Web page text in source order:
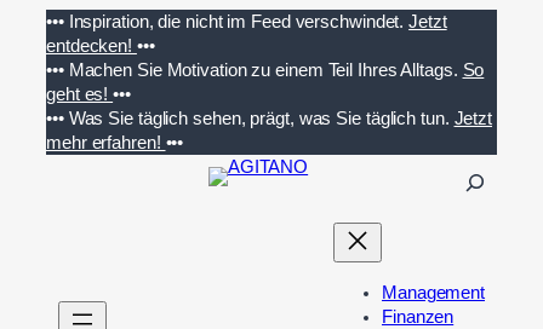
Inhalt
springen
••• Inspiration, die nicht im Feed verschwindet. Jetzt
entdecken! •••
••• Machen Sie Motivation zu einem Teil Ihres Alltags. So
geht es!•••
••• Was Sie täglich sehen, prägt, was Sie täglich tun. Jetzt
mehr erfahren! •••
n
Management
Finanzen